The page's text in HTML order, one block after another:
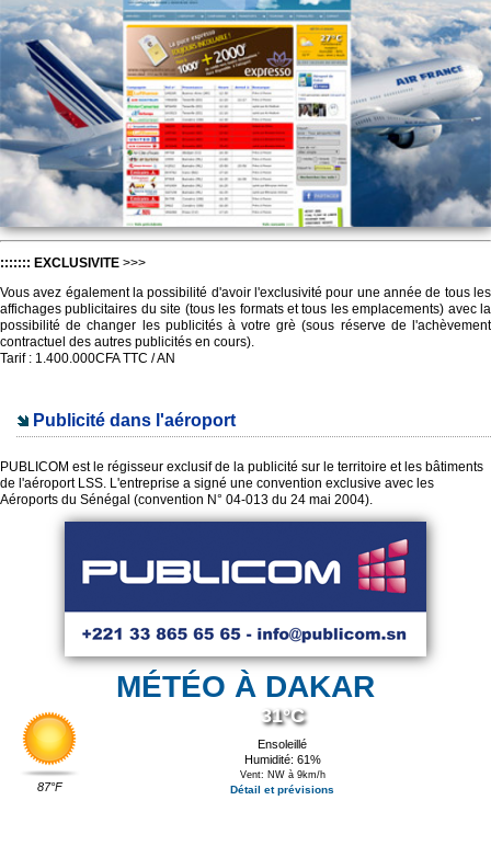
::::::: EXCLUSIVITE >>>
Vous avez également la possibilité d'avoir l'exclusivité pour une année de tous les
affichages publicitaires du site (tous les formats et tous les emplacements) avec la
possibilité de changer les publicités à votre grè (sous réserve de l'achèvement
contractuel des autres publicités en cours).
Tarif : 1.400.000CFA TTC / AN
Publicité dans l'aéroport
PUBLICOM est le régisseur exclusif de la publicité sur le territoire et les bâtiments
de l'aéroport LSS. L'entreprise a signé une convention exclusive avec les
Aéroports du Sénégal (convention N° 04-013 du 24 mai 2004).
MÉTÉO À DAKAR
87°F
31°C
Ensoleillé
Humidité: 61%
Vent: NW à 9km/h
Détail et prévisions